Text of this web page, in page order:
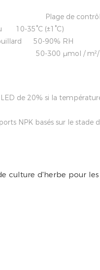
Plage de
10-35°C (±1°C)
50-90% RH
50-300 μmol / m²/
de 20% si la
NPK basés sur le stade